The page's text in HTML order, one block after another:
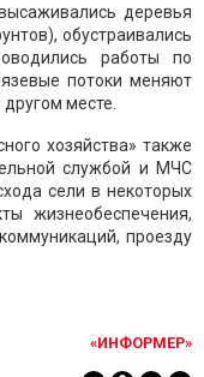
деревья
обустраивались
работы по
потоки меняют
месте.
хозяйства» также
службой и МЧС
сели в некоторых
жизнеобеспечения,
проезду
«ИНФОРМЕР»